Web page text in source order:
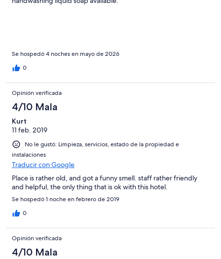
Se hospedó 4 noches en mayo de 2026
0
Opinión verificada
4/10 Mala
Kurt
11 feb. 2019
No le gustó: Limpieza, servicios, estado de la propiedad e
instalaciones
Traducir con Google
Place is rather old, and got a funny smell. staff rather friendly
and helpful, the only thing that is ok with this hotel.
Se hospedó 1 noche en febrero de 2019
0
Opinión verificada
4/10 Mala